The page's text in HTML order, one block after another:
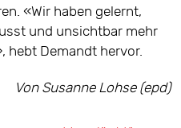
«Wir haben gelernt,
und unsichtbar mehr
hebt Demandt hervor.
Von Susanne Lohse (epd)